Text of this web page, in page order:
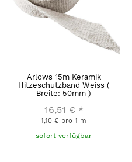
Arlows 15m Keramik
Hitzeschutzband Weiss (
Breite: 50mm )
16,51 € *
1,10 € pro 1 m
sofort verfügbar